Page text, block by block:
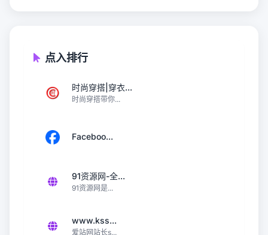
点入排行
时尚穿搭|穿衣...
时尚穿搭带你...
Faceboo...
91资源网-全...
91资源网是...
www.kss...
爱站网站长s...